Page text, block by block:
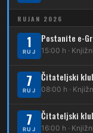
223 Dubrava –
230 Dubrava –
232 Dubrava –
269
DUBEC
RUJAN 2026
1
RUJ
Postanite e-
15:00 h ·
7
RUJ
Čitateljski
08:00 h ·
7
RUJ
Čitateljski
16:00 h ·